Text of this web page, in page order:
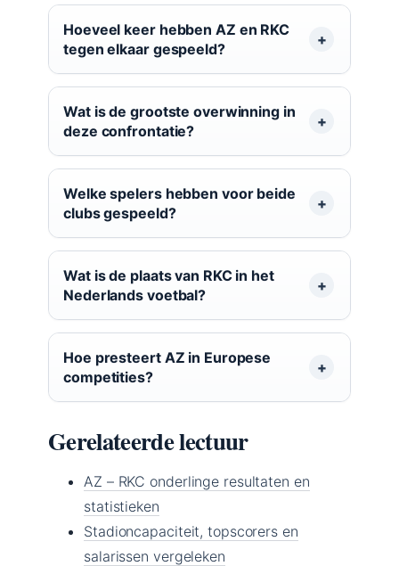
Hoeveel keer hebben AZ en RKC
tegen elkaar gespeeld?
Wat is de grootste overwinning in
deze confrontatie?
Welke spelers hebben voor beide
clubs gespeeld?
Wat is de plaats van RKC in het
Nederlands voetbal?
Hoe presteert AZ in Europese
competities?
Gerelateerde lectuur
AZ – RKC onderlinge resultaten en
statistieken
Stadioncapaciteit, topscorers en
salarissen vergeleken